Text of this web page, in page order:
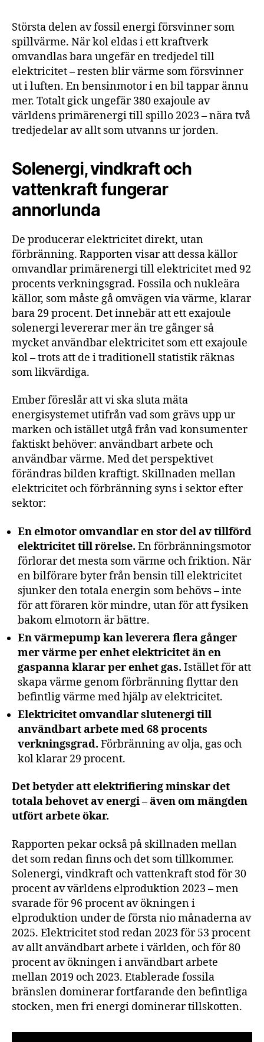
Största delen av fossil energi försvinner som
spillvärme. När kol eldas i ett kraftverk
omvandlas bara ungefär en tredjedel till
elektricitet – resten blir värme som försvinner
ut i luften. En bensinmotor i en bil tappar ännu
mer. Totalt gick ungefär 380 exajoule av
världens primärenergi till spillo 2023 – nära två
tredjedelar av allt som utvanns ur jorden.
Solenergi, vindkraft och
vattenkraft fungerar
annorlunda
De producerar elektricitet direkt, utan
förbränning. Rapporten visar att dessa källor
omvandlar primärenergi till elektricitet med 92
procents verkningsgrad. Fossila och nukleära
källor, som måste gå omvägen via värme, klarar
bara 29 procent. Det innebär att ett exajoule
solenergi levererar mer än tre gånger så
mycket användbar elektricitet som ett exajoule
kol – trots att de i traditionell statistik räknas
som likvärdiga.
Ember föreslår att vi ska sluta mäta
energisystemet utifrån vad som grävs upp ur
marken och istället utgå från vad konsumenter
faktiskt behöver: användbart arbete och
användbar värme. Med det perspektivet
förändras bilden kraftigt. Skillnaden mellan
elektricitet och förbränning syns i sektor efter
sektor:
En elmotor omvandlar en stor del av tillförd
elektricitet till rörelse. En förbränningsmotor
förlorar det mesta som värme och friktion. När
en bilförare byter från bensin till elektricitet
sjunker den totala energin som behövs – inte
för att föraren kör mindre, utan för att fysiken
bakom elmotorn är bättre.
En värmepump kan leverera flera gånger
mer värme per enhet elektricitet än en
gaspanna klarar per enhet gas. Istället för att
skapa värme genom förbränning flyttar den
befintlig värme med hjälp av elektricitet.
Elektricitet omvandlar slutenergi till
användbart arbete med 68 procents
verkningsgrad. Förbränning av olja, gas och
kol klarar 29 procent.
Det betyder att elektrifiering minskar det
totala behovet av energi – även om mängden
utfört arbete ökar.
Rapporten pekar också på skillnaden mellan
det som redan finns och det som tillkommer.
Solenergi, vindkraft och vattenkraft stod för 30
procent av världens elproduktion 2023 – men
svarade för 96 procent av ökningen i
elproduktion under de första nio månaderna av
2025. Elektricitet stod redan 2023 för 53 procent
av allt användbart arbete i världen, och för 80
procent av ökningen i användbart arbete
mellan 2019 och 2023. Etablerade fossila
bränslen dominerar fortfarande den befintliga
stocken, men fri energi dominerar tillskotten.